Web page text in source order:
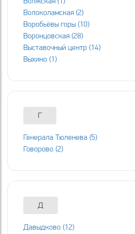
Волоколамская (2)
Воробьёвы горы (10)
Воронцовская (28)
Выставочный центр (14)
Выхино (1)
Г
Генерала Тюленева (5)
Говорово (2)
Д
Давыдково (12)